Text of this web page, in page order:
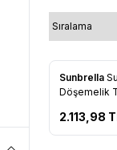
Yeni
Sunbrella
Döşemelik True
2.113,98